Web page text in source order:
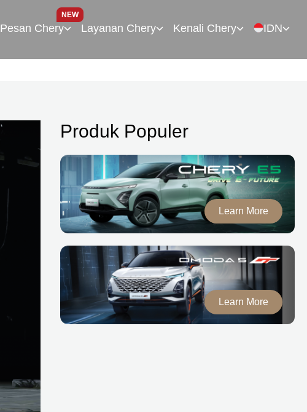
Pesan Chery
NEW
Layanan Chery Kenali Chery IDN
Produk Populer
Learn More
Learn More